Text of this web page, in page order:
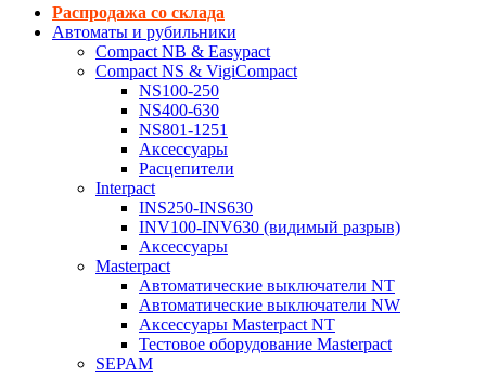
Распродажа со склада
Автоматы и рубильники
Compact NB & Easypact
Compact NS & VigiCompact
NS100-250
NS400-630
NS801-1251
Аксессуары
Расцепители
Interpact
INS250-INS630
INV100-INV630 (видимый разрыв)
Аксессуары
Masterpact
Автоматические выключатели NT
Автоматические выключатели NW
Аксессуары Masterpact NT
Тестовое оборудование Masterpact
SEPAM